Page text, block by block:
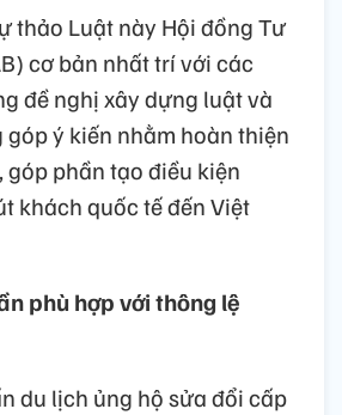
thảo Luật này Hội đồng Tư
cơ bản nhất trí với các
đề nghị xây dựng luật và
góp ý kiến nhằm hoàn thiện
góp phần tạo điều kiện
khách quốc tế đến Việt
phù hợp với thông lệ
du lịch ủng hộ sửa đổi cấp